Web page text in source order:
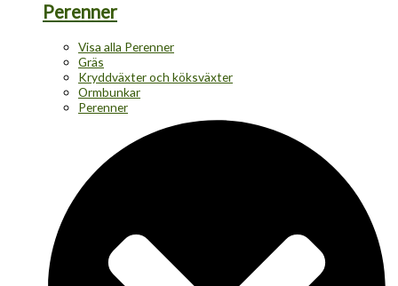
Perenner
Visa alla Perenner
Gräs
Kryddväxter och köksväxter
Ormbunkar
Perenner